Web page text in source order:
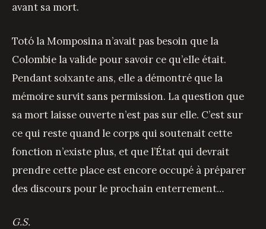
avant sa mort.
Totó la Momposina n’avait pas besoin que la
Colombie la valide pour savoir ce qu’elle était.
Pendant soixante ans, elle a démontré que la
mémoire survit sans permission. La question que
sa mort laisse ouverte n’est pas sur elle. C’est sur
ce qui reste quand le corps qui soutenait cette
fonction n’existe plus, et que l’État qui devrait
prendre cette place est encore occupé à préparer
des discours pour le prochain enterrement…
G.S.